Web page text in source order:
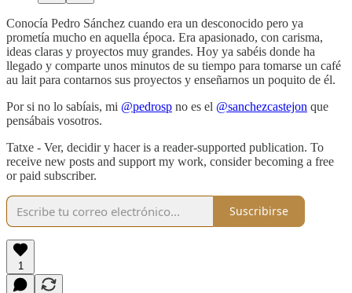
Conocía Pedro Sánchez cuando era un desconocido pero ya
prometía mucho en aquella época. Era apasionado, con carisma,
ideas claras y proyectos muy grandes. Hoy ya sabéis donde ha
llegado y comparte unos minutos de su tiempo para tomarse un café
au lait para contarnos sus proyectos y enseñarnos un poquito de él.
Por si no lo sabíais, mi @pedrosp no es el @sanchezcastejon que
pensábais vosotros.
Tatxe - Ver, decidir y hacer is a reader-supported publication. To
receive new posts and support my work, consider becoming a free
or paid subscriber.
Suscribirse
1